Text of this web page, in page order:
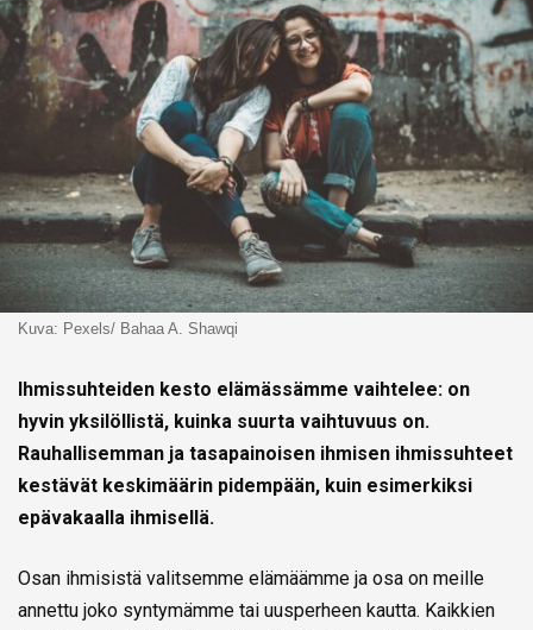
Kuva: Pexels/ Bahaa A. Shawqi
Ihmissuhteiden kesto elämässämme vaihtelee: on
hyvin yksilöllistä, kuinka suurta vaihtuvuus on.
Rauhallisemman ja tasapainoisen ihmisen ihmissuhteet
kestävät keskimäärin pidempään, kuin esimerkiksi
epävakaalla ihmisellä.
Osan ihmisistä valitsemme elämäämme ja osa on meille
annettu joko syntymämme tai uusperheen kautta. Kaikkien